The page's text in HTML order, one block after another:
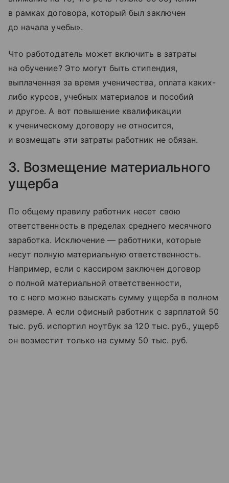
в рамках договора, который был заключен
до начала учебы».
Что работодатель может включить в затраты
на обучение? Это могут быть стипендия,
выплаченная за время ученичества, оплата каких-
либо курсов, учебных материалов и пособий
и другое. А вот повышение квалификации
к ученическому договору не относится,
и возмещать эти затраты работник не обязан.
3. Возмещение материального
ущерба
По общему правилу работник несет свою
ответственность в пределах среднего месячного
заработка. Исключение — работники, которые
несут полную материальную ответственность.
Например, если с кассиром заключен договор
о полной материальной ответственности,
то с него можно взыскать сумму ущерба в полном
размере. А если офисный работник с зарплатой 50
тыс. руб. испортил ноутбук за 120 тыс. руб., ущерб
он возместит только на сумму 50 тыс. руб.